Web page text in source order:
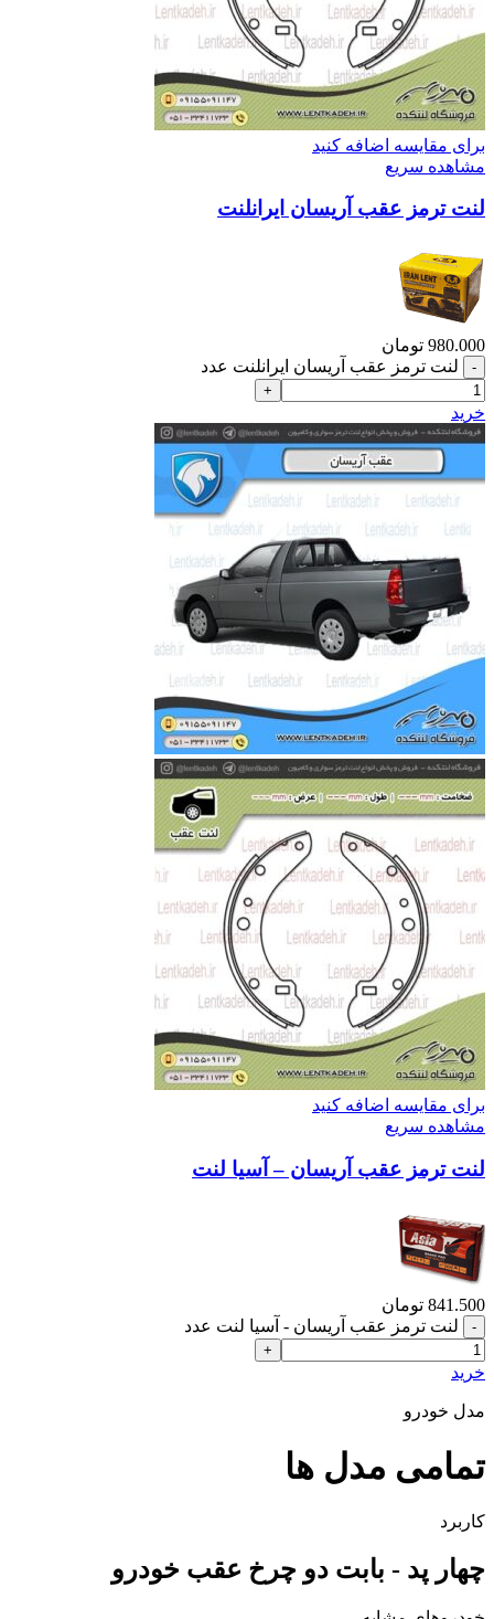
برای مقایسه اضافه کنید
مشاهده سریع
لنت ترمز عقب آریسان ایرانلنت
980.000 تومان
لنت ترمز عقب آریسان ایرانلنت عدد
خرید
برای مقایسه اضافه کنید
مشاهده سریع
لنت ترمز عقب آریسان – آسیا لنت
841.500 تومان
لنت ترمز عقب آریسان - آسیا لنت عدد
خرید
مدل خودرو
تمامی مدل ها
کاربرد
چهار پد - بابت دو چرخ عقب خودرو